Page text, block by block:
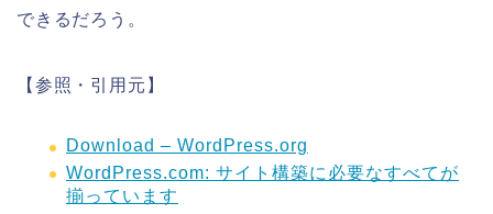
できるだろう。
【参照・引用元】
Download – WordPress.org
WordPress.com: サイト構築に必要なすべてが
揃っています